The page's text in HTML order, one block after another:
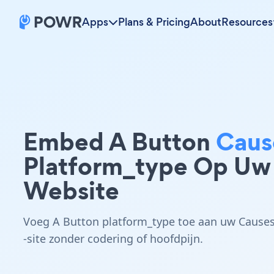
Apps Plans & PricingAboutResources
Embed A Button
Platform_type Op Uw
Website
Voeg A Button platform_type toe aan uw
-site zonder codering of hoofdpijn.